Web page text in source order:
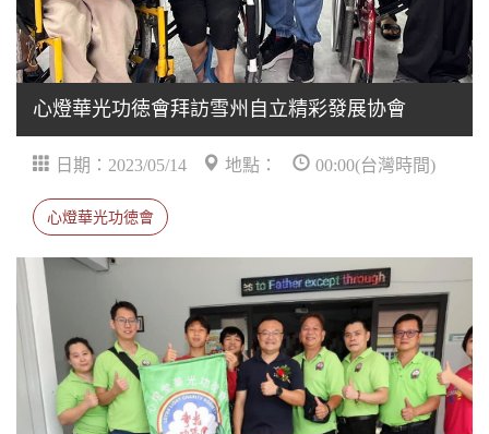
心燈華光功徳會拜訪雪州自立精彩發展协會
日期：2023/05/14 地點： 00:00(台灣時間)
心燈華光功徳會